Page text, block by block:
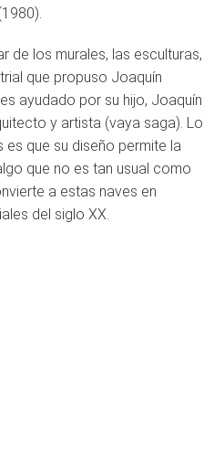
de los murales, las esculturas,
que propuso Joaquín
ayudado por su hijo, Joaquín
y artista (vaya saga). Lo
es que su diseño permite la
que no es tan usual como
a estas naves en
del siglo XX.